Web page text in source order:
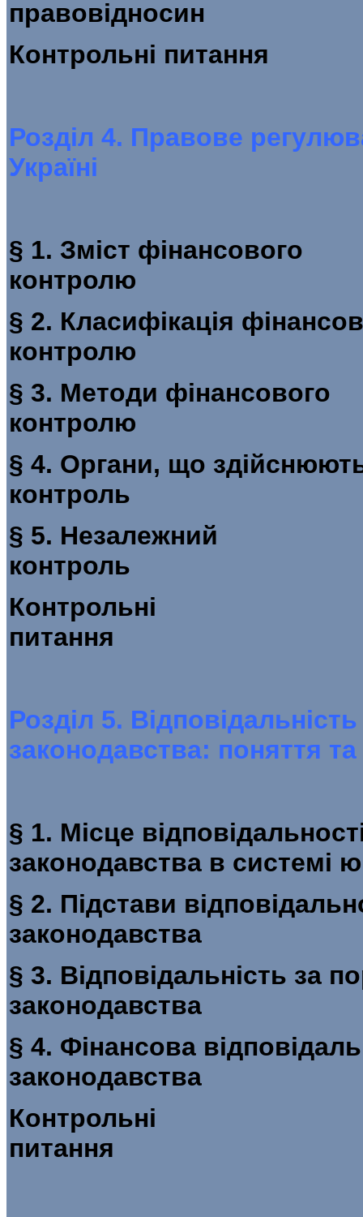
Розділ 4. Правове
Україні
§ 1. Зміст фінансового
§ 2. Класифікація
§ 3. Методи фінансового
§ 4. Органи, що
контроль
§ 5. Незалежний
Контрольні
Розділ 5.
законодавства: поняття
§ 1. Місце
законодавства в
§ 2. Підстави
§ 3. Відповідальність за
§ 4. Фінансова
Контрольні